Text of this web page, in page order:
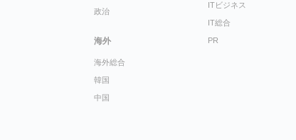
政治
海外
海外総合
韓国
中国
ITビジネス
IT総合
PR